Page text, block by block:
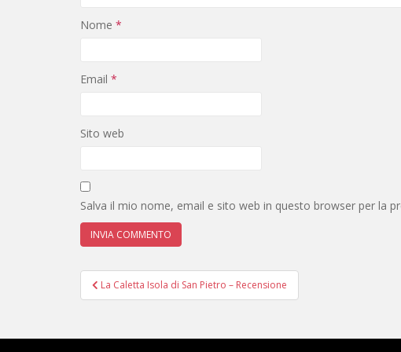
Nome *
Email *
Sito web
Salva il mio nome, email e sito web in questo browser per la
Navigazione
articoli
La Caletta Isola di San Pietro – Recensione